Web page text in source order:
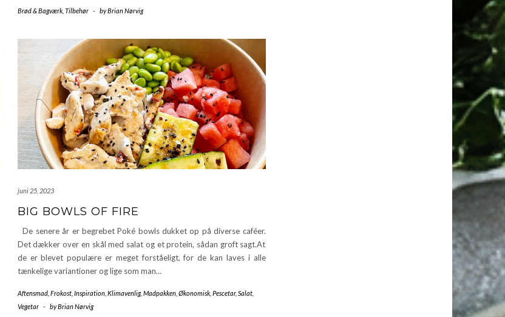
Brød & Bagværk, Tilbehør - byBrian Nørvig
juni 25, 2023
BIG BOWLS OF FIRE
De senere år er begrebet Poké bowls dukket op på diverse caféer.
Det dækker over en skål med salat og et protein, sådan groft sagt.At
de er blevet populære er meget forståeligt, for de kan laves i alle
tænkelige variantioner og lige som man…
Aftensmad, Frokost, Inspiration, Klimavenlig, Madpakken, Økonomisk, Pescetar, Salat,
Vegetar - byBrian Nørvig